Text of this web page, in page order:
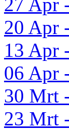
20 Apr
13 Apr
06 Apr
30 Mrt
23 Mrt